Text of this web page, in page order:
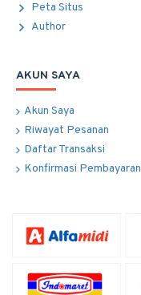
Peta Situs
Author
AKUN SAYA
Akun Saya
Riwayat Pesanan
Daftar Transaksi
Konfirmasi Pembayaran